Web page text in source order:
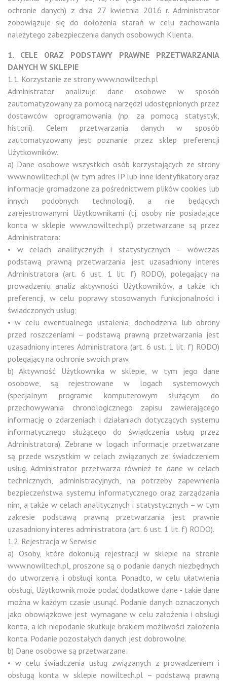
ochronie danych) z dnia 27 kwietnia 2016 r. Administrator
zobowiązuje się do dołożenia starań w celu zachowania
należytego zabezpieczenia danych osobowych Klienta.
1. CELE ORAZ PODSTAWY PRAWNE PRZETWARZANIA
DANYCH W SKLEPIE
1.1. Korzystanie ze strony www.nowiltech.pl
Administrator analizuje dane osobowe w sposób
zautomatyzowany za pomocą narzędzi udostępnionych przez
dostawców oprogramowania (np. za pomocą statystyk,
historii). Celem przetwarzania danych w sposób
zautomatyzowany jest poznanie przez sklep preferencji
Użytkowników.
a) Dane osobowe wszystkich osób korzystających ze strony
www.nowiltech.pl (w tym adres IP lub inne identyfikatory oraz
informacje gromadzone za pośrednictwem plików cookies lub
innych podobnych technologii), a nie będących
zarejestrowanymi Użytkownikami (tj. osoby nie posiadające
konta w sklepie www.nowiltech.pl) przetwarzane są przez
Administratora:
• w celach analitycznych i statystycznych – wówczas
podstawą prawną przetwarzania jest uzasadniony interes
Administratora (art. 6 ust. 1 lit. f) RODO), polegający na
prowadzeniu analiz aktywności Użytkowników, a także ich
preferencji, w celu poprawy stosowanych funkcjonalności i
świadczonych usług;
• w celu ewentualnego ustalenia, dochodzenia lub obrony
przed roszczeniami – podstawą prawną przetwarzania jest
uzasadniony interes Administratora (art. 6 ust. 1 lit. f) RODO)
polegający na ochronie swoich praw.
b) Aktywność Użytkownika w sklepie, w tym jego dane
osobowe, są rejestrowane w logach systemowych
(specjalnym programie komputerowym służącym do
przechowywania chronologicznego zapisu zawierającego
informację o zdarzeniach i działaniach dotyczących systemu
informatycznego służącego do świadczenia usług przez
Administratora). Zebrane w logach informacje przetwarzane
są przede wszystkim w celach związanych ze świadczeniem
usług. Administrator przetwarza również te dane w celach
technicznych, administracyjnych, na potrzeby zapewnienia
bezpieczeństwa systemu informatycznego oraz zarządzania
nim, a także w celach analitycznych i statystycznych – w tym
zakresie podstawą prawną przetwarzania jest prawnie
uzasadniony interes administratora (art. 6 ust. 1 lit. f) RODO).
1.2. Rejestracja w Serwisie
a) Osoby, które dokonują rejestracji w sklepie na stronie
www.nowiltech.pl, proszone są o podanie danych niezbędnych
do utworzenia i obsługi konta. Ponadto, w celu ułatwienia
obsługi, Użytkownik może podać dodatkowe dane - takie dane
można w każdym czasie usunąć. Podanie danych oznaczonych
jako obowiązkowe jest wymagane w celu założenia i obsługi
konta, a ich niepodanie skutkuje brakiem możliwości założenia
konta. Podanie pozostałych danych jest dobrowolne.
b) Dane osobowe są przetwarzane:
• w celu świadczenia usług związanych z prowadzeniem i
obsługą konta w sklepie nowiltech.pl – podstawą prawną